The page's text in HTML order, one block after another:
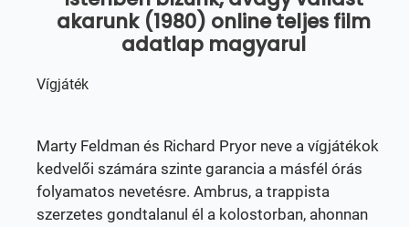
akarunk (1980) online teljes film
adatlap magyarul
Vígjáték
Marty Feldman és Richard Pryor neve a vígjátékok
kedvelői számára szinte garancia a másfél órás
folyamatos nevetésre. Ambrus, a trappista
szerzetes gondtalanul él a kolostorban, ahonnan